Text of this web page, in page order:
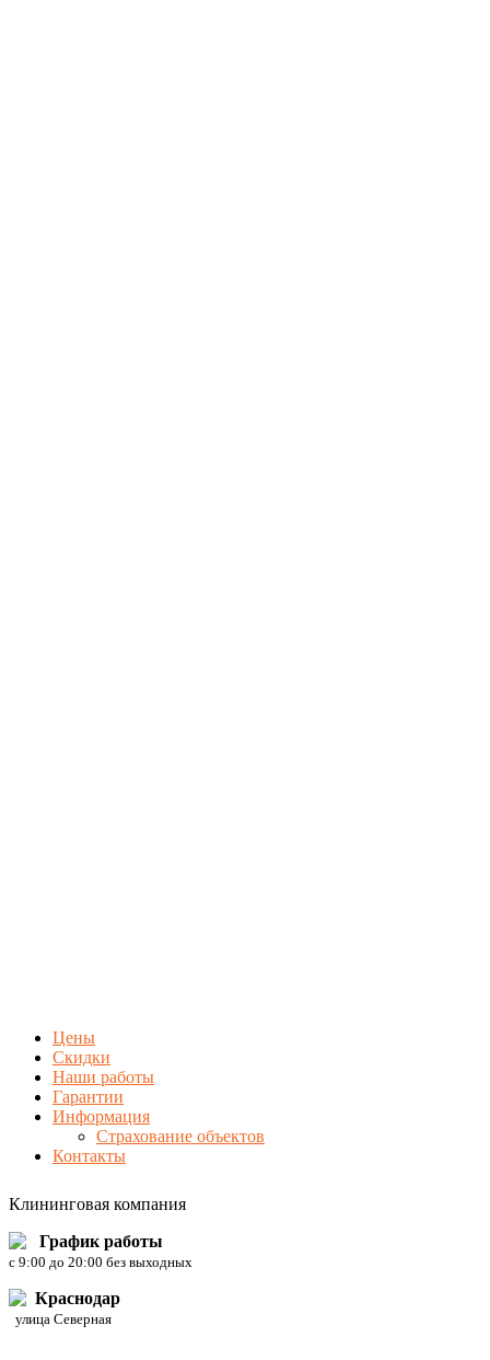
Цены
Скидки
Наши работы
Гарантии
Информация
Страхование объектов
Контакты
Клининговая компания
График работы
c 9:00 до 20:00 без выходных
Краснодар
улица Северная